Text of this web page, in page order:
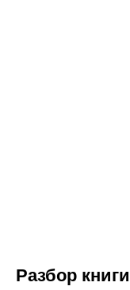
Разбор